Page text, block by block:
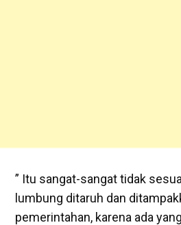
” Itu sangat-sangat tidak
lumbung ditaruh dan
pemerintahan, karena ada